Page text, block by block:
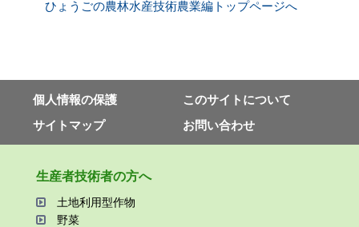
ひょうごの農林水産技術農業編トップページへ
個⼈情報の保護
このサイトについて
サイトマップ
お問い合わせ
⽣産者技術者の⽅へ
⼟地利⽤型作物
野菜